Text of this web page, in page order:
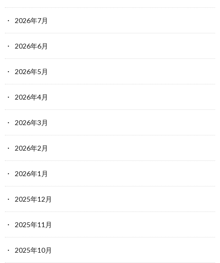
2026年7月
2026年6月
2026年5月
2026年4月
2026年3月
2026年2月
2026年1月
2025年12月
2025年11月
2025年10月